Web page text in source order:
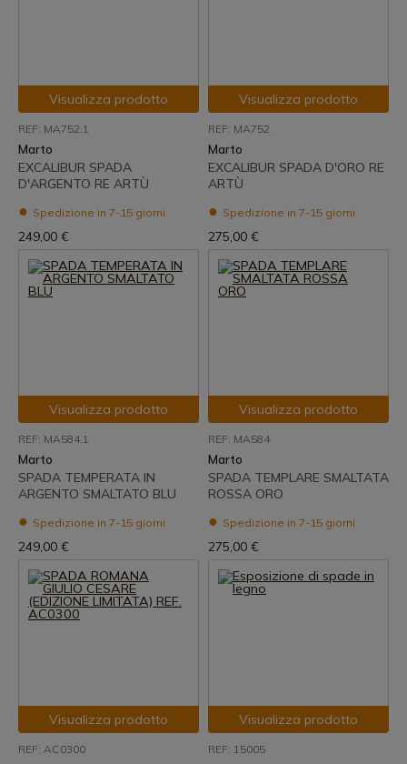
Visualizza prodotto
REF: MA752.1
Marto
EXCALIBUR SPADA
D'ARGENTO RE ARTÙ
Spedizione in 7-15 giorni
249,00 €
Visualizza prodotto
REF: MA752
Marto
EXCALIBUR SPADA D'ORO RE
ARTÙ
Spedizione in 7-15 giorni
275,00 €
Visualizza prodotto
REF: MA584.1
Marto
SPADA TEMPERATA IN
ARGENTO SMALTATO BLU
Spedizione in 7-15 giorni
249,00 €
Visualizza prodotto
REF: MA584
Marto
SPADA TEMPLARE SMALTATA
ROSSA ORO
Spedizione in 7-15 giorni
275,00 €
Visualizza prodotto
REF: AC0300
Visualizza prodotto
REF: 15005